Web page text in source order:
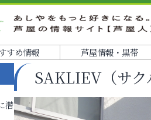
すめ情報 芦屋情報・黒帯
SAKLIEV（サク
潜